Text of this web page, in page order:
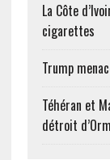
La Côte
cigarettes
Trump
Téhéran et
détroit